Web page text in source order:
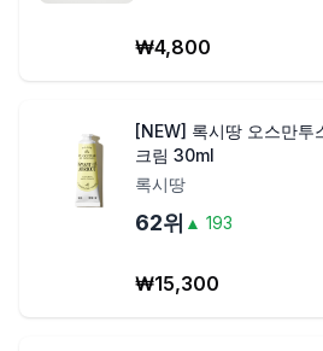
₩4,800
[NEW] 록시땅 오스만투
크림 30ml
록시땅
62위 ▲ 193
₩15,300